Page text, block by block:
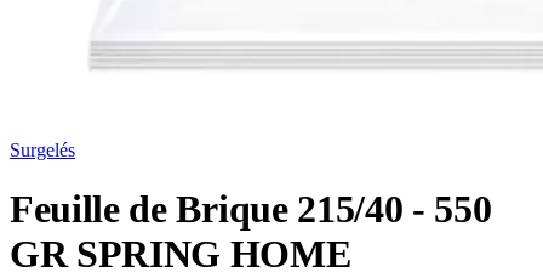
Surgelés
Feuille de Brique 215/40 - 550
GR SPRING HOME